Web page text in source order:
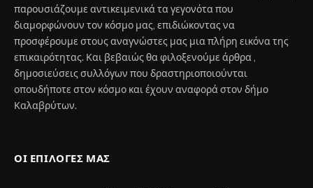
παρουσιάζουμε αντικειμενικά τα γεγονότα που
διαμορφώνουν τον κόσμο μας, επιδιώκοντας να
προσφέρουμε στους αναγνώστες μας μια πλήρη εικόνα της
επικαιρότητας. Και βεβαιώς θα φιλοξενούμε άρθρα ,
δημοσιεύσεις συλλόγων που δραστηριοποιούνται
οπουδήποτε στον κόσμο και έχουν αναφορά στον δήμο
Καλαβρύτων.
ΟΙ ΕΠΙΛΟΓΈΣ ΜΑΣ